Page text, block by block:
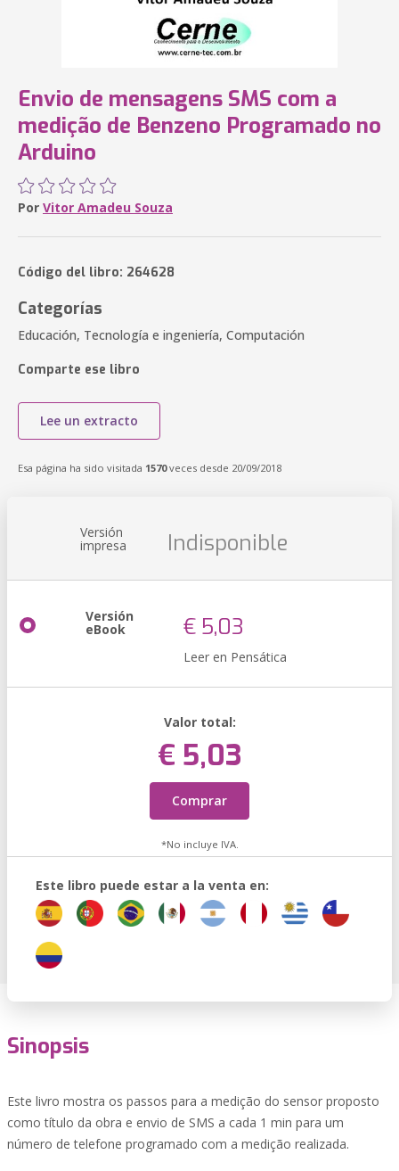
Envio de mensagens SMS com a
medição de Benzeno Programado no
Arduino
Por Vitor Amadeu Souza
Código del libro: 264628
Categorías
Educación, Tecnología e ingeniería, Computación
Comparte ese libro
Lee un extracto
Esa página ha sido visitada 1570veces desde 20/09/2018
Versión
impresa Indisponible
Versión
eBook € 5,03
Leer en Pensática
Valor total:
€ 5,03
Comprar
*No incluye IVA.
Este libro puede estar a la venta en:
Sinopsis
Este livro mostra os passos para a medição do sensor proposto
como título da obra e envio de SMS a cada 1 min para um
número de telefone programado com a medição realizada.